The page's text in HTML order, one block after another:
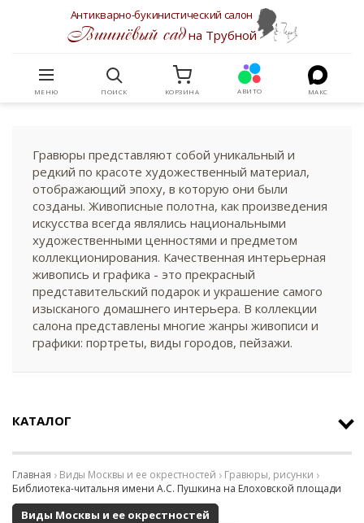
Антикварно-букинистический салон
Вишнёвый садна Трубной
МЕНЮ ПОИСК КОРЗИНА АВИТО МАКС
Гравюры представляют собой уникальный и
редкий по красоте художественный материал,
отображающий эпоху, в которую они были
созданы. Живописные полотна, как произведения
искусства всегда являлись национальными
художественными ценностями и предметом
коллекционирования. Качественная интерьерная
живопись и графика - это прекрасный
представительский подарок и украшение самого
изысканого домашнего интерьера. В коллекции
салона представлены многие жанры живописи и
графики: портреты, виды городов, пейзажи.
КАТАЛОГ
Главная Виды Москвы и ее окрестностей
Гравюры, рисунки
Библиотека-читальня имени А.С. Пушкина на Елоховской площади
Виды Москвы и ее окрестностей